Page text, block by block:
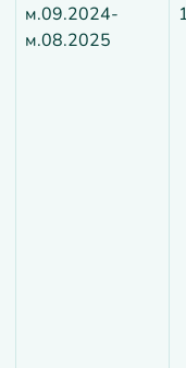
м.09.2024-
м.08.2025